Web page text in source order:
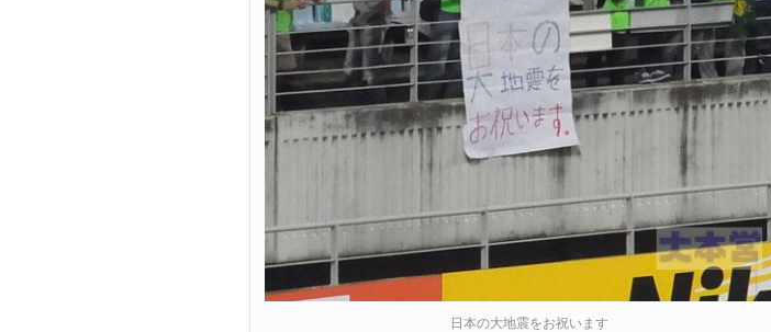
日本の大地震をお祝います